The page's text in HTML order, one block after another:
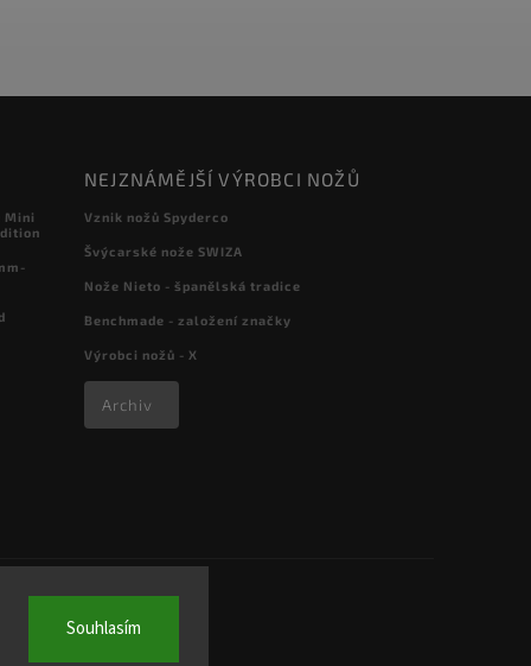
Souhlasím
Mini
NEJZNÁMĚJŠÍ VÝROBCI NOŽŮ
Vznik nožů Spyderco
Švýcarské nože SWIZA
Nože Nieto - španělská tradice
Benchmade - založení značky
Výrobci nožů - X
Archiv